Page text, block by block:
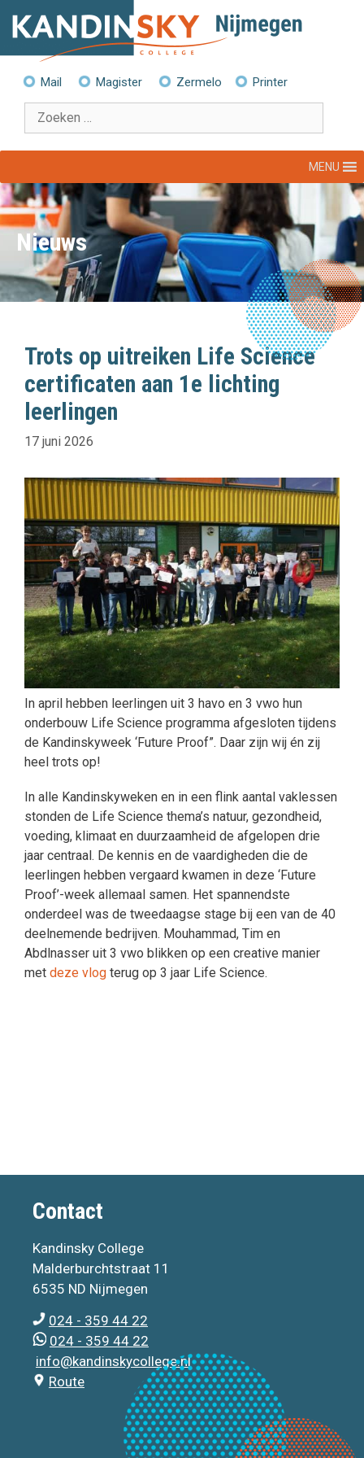
naar
Mail Magister Zermelo Printer
Zoek
naar:
MENU
Nieuws
Trots op uitreiken Life Science
certificaten aan 1e lichting
leerlingen
17 juni 2026
In april hebben leerlingen uit 3 havo en 3 vwo hun
onderbouw Life Science programma afgesloten tijdens
de Kandinskyweek ‘Future Proof”. Daar zijn wij én zij
heel trots op!
In alle Kandinskyweken en in een flink aantal vaklessen
stonden de Life Science thema’s natuur, gezondheid,
voeding, klimaat en duurzaamheid de afgelopen drie
jaar centraal. De kennis en de vaardigheden die de
leerlingen hebben vergaard kwamen in deze ‘Future
Proof’-week allemaal samen. Het spannendste
onderdeel was de tweedaagse stage bij een van de 40
deelnemende bedrijven. Mouhammad, Tim en
Abdlnasser uit 3 vwo blikken op een creative manier
met deze vlog terug op 3 jaar Life Science.
Contact
Kandinsky College
Malderburchtstraat 11
6535 ND Nijmegen
024 - 359 44 22
024 - 359 44 22
info@kandinskycollege.nl
Route